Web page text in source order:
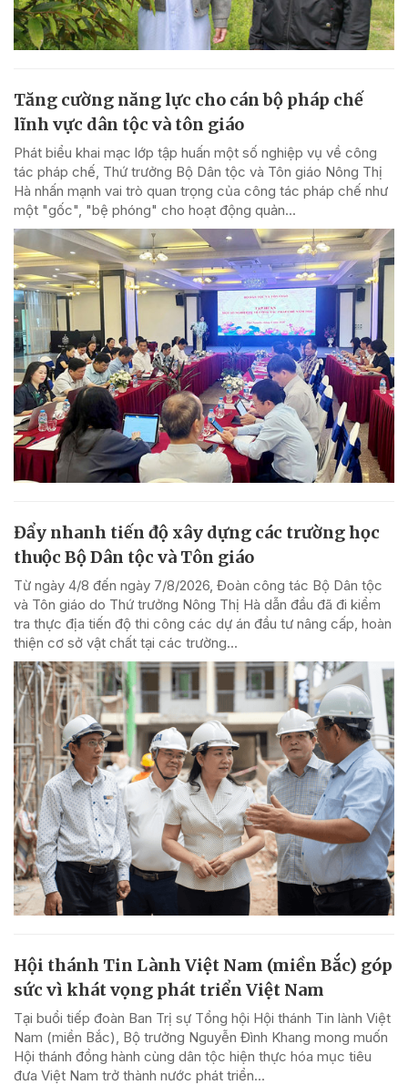
Tăng cường năng lực cho cán bộ pháp chế
lĩnh vực dân tộc và tôn giáo
Phát biểu khai mạc lớp tập huấn một số nghiệp vụ về công
tác pháp chế, Thứ trưởng Bộ Dân tộc và Tôn giáo Nông Thị
Hà nhấn mạnh vai trò quan trọng của công tác pháp chế như
một "gốc", "bệ phóng" cho hoạt động quản...
Đẩy nhanh tiến độ xây dựng các trường học
thuộc Bộ Dân tộc và Tôn giáo
Từ ngày 4/8 đến ngày 7/8/2026, Đoàn công tác Bộ Dân tộc
và Tôn giáo do Thứ trưởng Nông Thị Hà dẫn đầu đã đi kiểm
tra thực địa tiến độ thi công các dự án đầu tư nâng cấp, hoàn
thiện cơ sở vật chất tại các trường...
Hội thánh Tin Lành Việt Nam (miền Bắc) góp
sức vì khát vọng phát triển Việt Nam
Tại buổi tiếp đoàn Ban Trị sự Tổng hội Hội thánh Tin lành Việt
Nam (miền Bắc), Bộ trưởng Nguyễn Đình Khang mong muốn
Hội thánh đồng hành cùng dân tộc hiện thực hóa mục tiêu
đưa Việt Nam trở thành nước phát triển...